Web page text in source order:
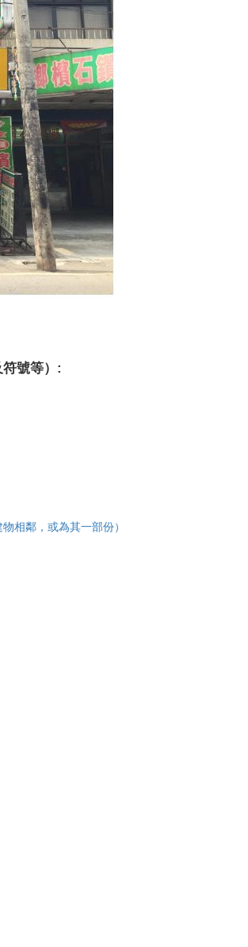
號等）:
相鄰，或為其一部份）